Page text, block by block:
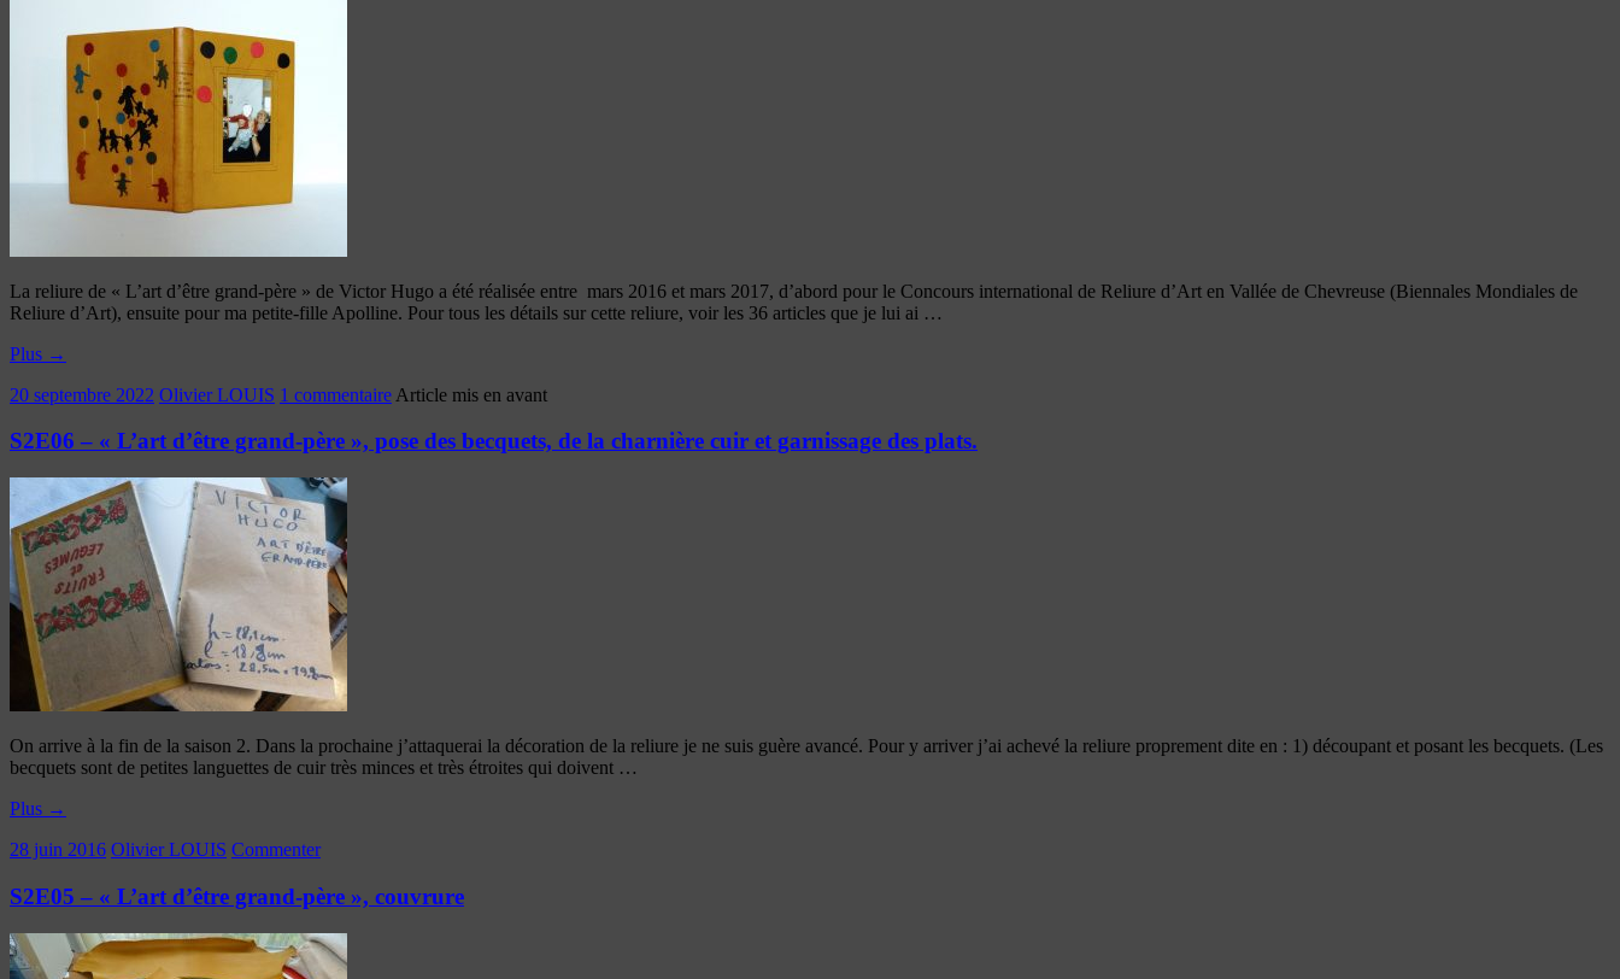
La reliure de « L’art d’être grand-père » de Victor Hugo a été réalisée entre mars 2016 et mars 2017, d’abord pour le Concours international de Reliure d’Art en Vallée de Chevreuse (Biennales Mondiales de
Reliure d’Art), ensuite pour ma petite-fille Apolline. Pour tous les détails sur cette reliure, voir les 36 articles que je lui ai …
Plus →
20 septembre 2022 Olivier LOUIS 1 commentaire Article mis en avant
S2E06 – « L’art d’être grand-père », pose des becquets, de la charnière cuir et garnissage des plats.
On arrive à la fin de la saison 2. Dans la prochaine j’attaquerai la décoration de la reliure je ne suis guère avancé. Pour y arriver j’ai achevé la reliure proprement dite en : 1) découpant et posant les becquets. (Les
becquets sont de petites languettes de cuir très minces et très étroites qui doivent …
Plus →
28 juin 2016 Olivier LOUIS Commenter
S2E05 – « L’art d’être grand-père », couvrure